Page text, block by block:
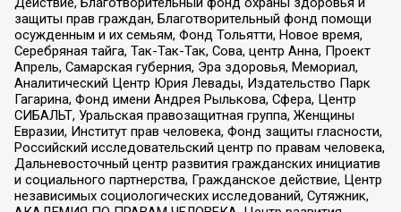
защиты прав граждан, Благотворительный фонд помощи
осужденным и их семьям, Фонд Тольятти, Новое время,
Серебряная тайга, Так-Так-Так, Сова, центр Анна, Проект
Апрель, Самарская губерния, Эра здоровья, Мемориал,
Аналитический Центр Юрия Левады, Издательство Парк
Гагарина, Фонд имени Андрея Рылькова, Сфера, Центр
СИБАЛЬТ, Уральская правозащитная группа, Женщины
Евразии, Институт прав человека, Фонд защиты гласности,
Российский исследовательский центр по правам человека,
Дальневосточный центр развития гражданских инициатив
и социального партнерства, Гражданское действие, Центр
независимых социологических исследований, Сутяжник,